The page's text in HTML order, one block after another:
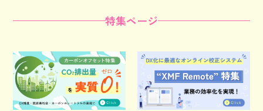
特集ページ